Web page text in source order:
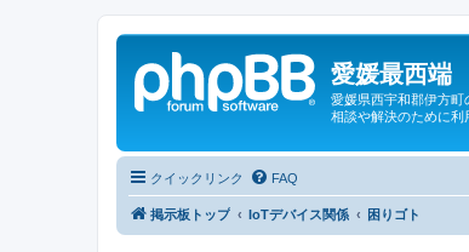
愛媛最西端
愛媛県西宇和郡伊方
相談や解決のために
クイックリンク FAQ
掲示板トップ IoTデバイス関係 困りゴト